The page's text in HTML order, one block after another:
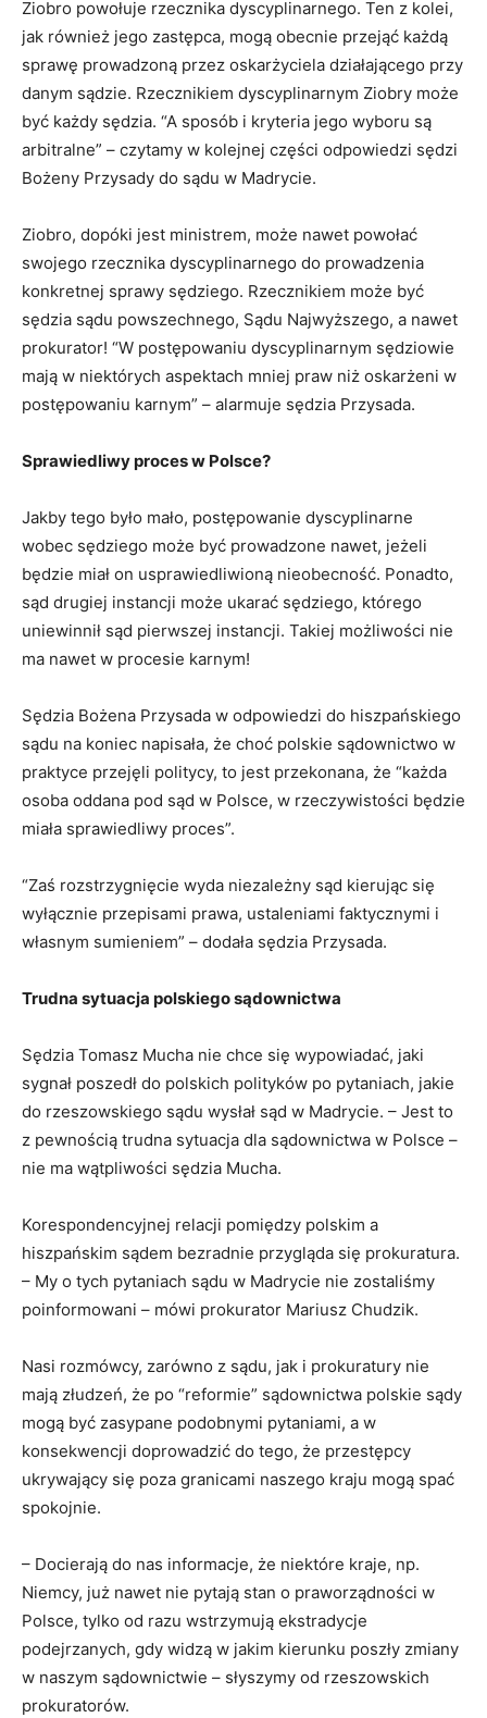
Ziobro powołuje rzecznika dyscyplinarnego. Ten z kolei,
jak również jego zastępca, mogą obecnie przejąć każdą
sprawę prowadzoną przez oskarżyciela działającego przy
danym sądzie. Rzecznikiem dyscyplinarnym Ziobry może
być każdy sędzia. “A sposób i kryteria jego wyboru są
arbitralne” – czytamy w kolejnej części odpowiedzi sędzi
Bożeny Przysady do sądu w Madrycie.
Ziobro, dopóki jest ministrem, może nawet powołać
swojego rzecznika dyscyplinarnego do prowadzenia
konkretnej sprawy sędziego. Rzecznikiem może być
sędzia sądu powszechnego, Sądu Najwyższego, a nawet
prokurator! “W postępowaniu dyscyplinarnym sędziowie
mają w niektórych aspektach mniej praw niż oskarżeni w
postępowaniu karnym” – alarmuje sędzia Przysada.
Sprawiedliwy proces w Polsce?
Jakby tego było mało, postępowanie dyscyplinarne
wobec sędziego może być prowadzone nawet, jeżeli
będzie miał on usprawiedliwioną nieobecność. Ponadto,
sąd drugiej instancji może ukarać sędziego, którego
uniewinnił sąd pierwszej instancji. Takiej możliwości nie
ma nawet w procesie karnym!
Sędzia Bożena Przysada w odpowiedzi do hiszpańskiego
sądu na koniec napisała, że choć polskie sądownictwo w
praktyce przejęli politycy, to jest przekonana, że “każda
osoba oddana pod sąd w Polsce, w rzeczywistości będzie
miała sprawiedliwy proces”.
“Zaś rozstrzygnięcie wyda niezależny sąd kierując się
wyłącznie przepisami prawa, ustaleniami faktycznymi i
własnym sumieniem” – dodała sędzia Przysada.
Trudna sytuacja polskiego sądownictwa
Sędzia Tomasz Mucha nie chce się wypowiadać, jaki
sygnał poszedł do polskich polityków po pytaniach, jakie
do rzeszowskiego sądu wysłał sąd w Madrycie. – Jest to
z pewnością trudna sytuacja dla sądownictwa w Polsce –
nie ma wątpliwości sędzia Mucha.
Korespondencyjnej relacji pomiędzy polskim a
hiszpańskim sądem bezradnie przygląda się prokuratura.
– My o tych pytaniach sądu w Madrycie nie zostaliśmy
poinformowani – mówi prokurator Mariusz Chudzik.
Nasi rozmówcy, zarówno z sądu, jak i prokuratury nie
mają złudzeń, że po “reformie” sądownictwa polskie sądy
mogą być zasypane podobnymi pytaniami, a w
konsekwencji doprowadzić do tego, że przestępcy
ukrywający się poza granicami naszego kraju mogą spać
spokojnie.
– Docierają do nas informacje, że niektóre kraje, np.
Niemcy, już nawet nie pytają stan o praworządności w
Polsce, tylko od razu wstrzymują ekstradycje
podejrzanych, gdy widzą w jakim kierunku poszły zmiany
w naszym sądownictwie – słyszymy od rzeszowskich
prokuratorów.